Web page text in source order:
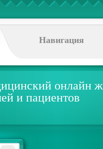
Навигация
онлайн
и пациентов